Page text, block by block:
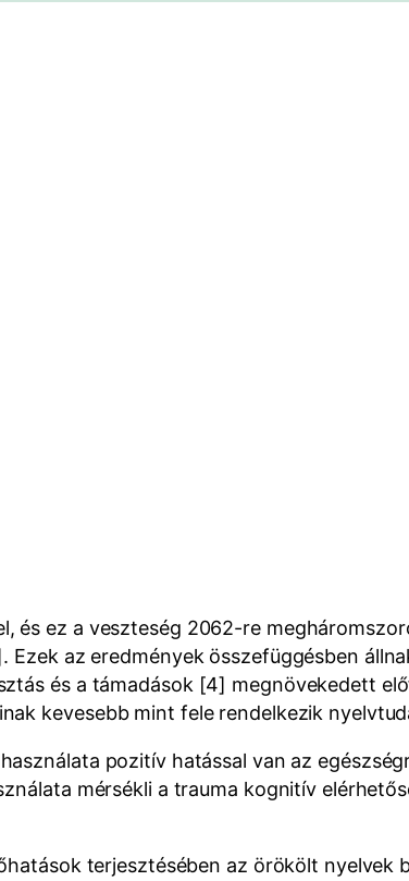
és ez a veszteség 2062-re
az eredmények összefüggésben
és a támadások [4] megnövekedett
kevesebb mint fele rendelkezik
pozitív hatással van az
mérsékli a trauma kognitív
terjesztésében az örökölt nyelvek